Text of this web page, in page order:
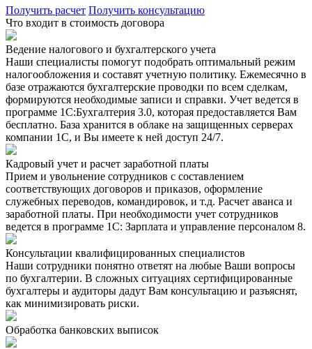
Получить расчет Получить консультацию
Что входит в стоимость договора
Ведение налогового и бухгалтерского учета
Наши специалисты помогут подобрать оптимальный режим
налогообложения и составят учетную политику. Ежемесячно в
базе отражаются бухгалтерские проводки по всем сделкам,
формируются необходимые записи и справки. Учет ведется в
программе 1С:Бухгалтерия 3.0, которая предоставляется Вам
бесплатно. База хранится в облаке на защищенных серверах
компании 1С, и Вы имеете к ней доступ 24/7.
Кадровый учет и расчет заработной платы
Прием и увольнение сотрудников с составлением
соответствующих договоров и приказов, оформление
служебных переводов, командировок, и т.д. Расчет аванса и
заработной платы. При необходимости учет сотрудников
ведется в программе 1С: Зарплата и управление персоналом 8.
Консультации квалифицированных специалистов
Наши сотрудники понятно ответят на любые Ваши вопросы
по бухгалтерии. В сложных ситуациях сертифицированные
бухгалтеры и аудиторы дадут Вам консультацию и разъяснят,
как минимизировать риски.
Обработка банковских выписок